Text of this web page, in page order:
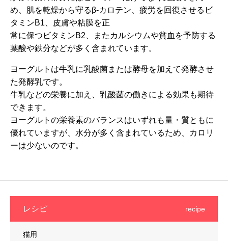
め、肌を乾燥から守るβ-カロテン、疲労を回復させるビ
タミンB1、皮膚や粘膜を正
常に保つビタミンB2、またカルシウムや貧血を予防する
葉酸や鉄分などが多く含まれています。
ヨーグルトは牛乳に乳酸菌または酵母を加えて発酵させ
た発酵乳です。
牛乳などの栄養に加え、乳酸菌の働きによる効果も期待
できます。
ヨーグルトの栄養素のバランスはいずれも量・質ともに
優れていますが、水分が多く含まれているため、カロリ
ーは少ないのです。
レシピ recipe
猫用